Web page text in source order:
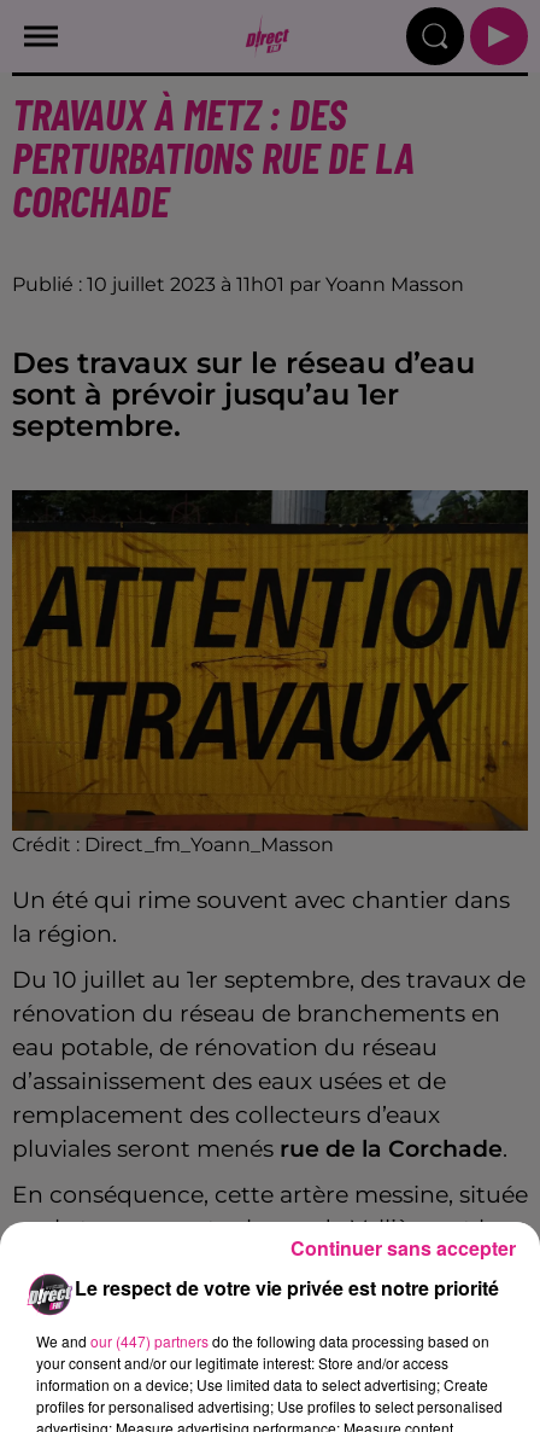
TRAVAUX À METZ : DES
PERTURBATIONS RUE DE LA
CORCHADE
Publié : 10 juillet 2023 à 11h01 par Yoann Masson
Des travaux sur le réseau d’eau
sont à prévoir jusqu’au 1er
septembre.
Crédit : Direct_fm_Yoann_Masson
Un été qui rime souvent avec chantier dans
la région.
Du 10 juillet au 1er septembre, des travaux de
rénovation du réseau de branchements en
eau potable, de rénovation du réseau
d’assainissement des eaux usées et de
remplacement des collecteurs d’eaux
pluviales seront menés rue de la Corchade.
En conséquence, cette artère messine, située
sur le tronçon entre la rue de Vallières et la
rue des Chaufourniers serainterdite à la
circulationdurant toute la durée du chantier
et un plan de déviation sera mis en place.
Le respect de votre vie privée est notre priorité
We and our (447) partnersdo the following data processing based on
your consent and/or our legitimate interest: Store and/or access
information on a device; Use limited data to select advertising; Create
profiles for personalised advertising; Use profiles to select personalised
advertising; Measure advertising performance; Measure content
Continuer sans accepter